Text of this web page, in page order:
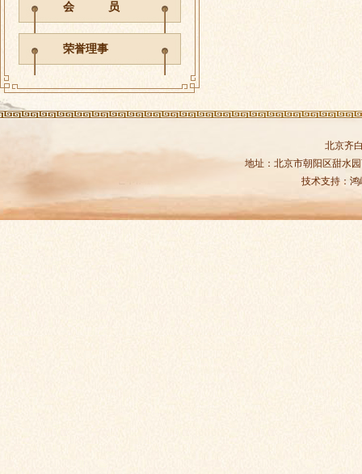
会 员
荣誉理事
北京齐
地址：北京市朝阳区甜水
技术支持： 鸿